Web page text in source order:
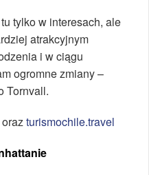
tylko w interesach, ale
atrakcyjnym
i w ciągu
ogromne zmiany –
Tornvall.
orazturismochile.travel